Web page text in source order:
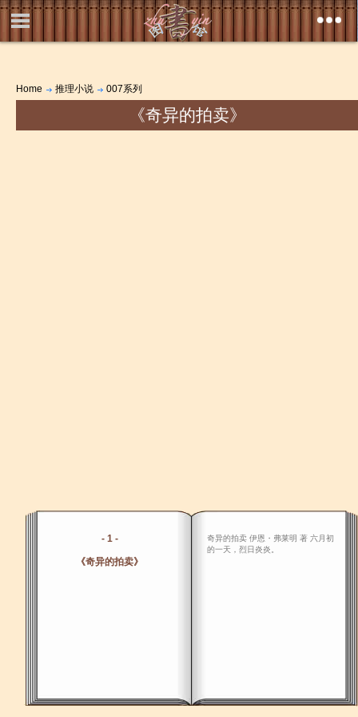
Home 推理小说 007系列
《奇异的拍卖》
- 1 -
《奇异的拍卖》
奇异的拍卖 伊恩・弗莱明 著 六月初
的一天，烈日炎炎。